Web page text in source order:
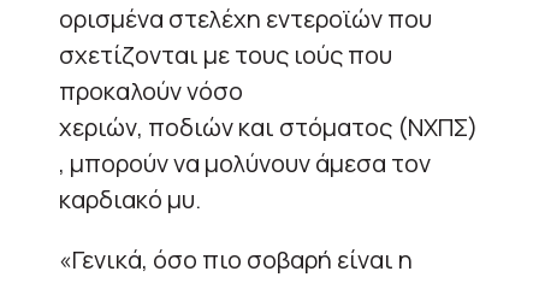
ορισμένα στελέχη εντεροϊών που
σχετίζονται με τους ιούς που
προκαλούν νόσο
χεριών, ποδιών και στόματος (ΝΧΠΣ)
, μπορούν να μολύνουν άμεσα τον
καρδιακό μυ.
«Γενικά, όσο πιο σοβαρή είναι η